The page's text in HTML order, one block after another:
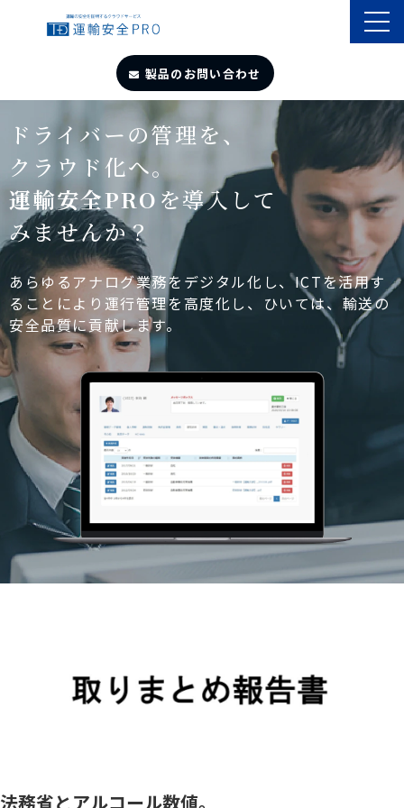
製品のお問い合わせ
TOP
導入事例
製品・サービス
自動点呼
遠隔点呼
お役立ちサイト
ドライバーの管理を、
クラウド化へ。
運輸安全PRO を導入して
みませんか？
あらゆるアナログ業務をデジタル化し、ICTを活用す
ることにより運行管理を高度化し、ひいては、輸送の
安全品質に貢献します。
法務省とアルコール数値。